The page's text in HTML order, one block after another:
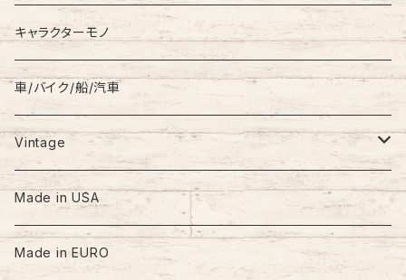
キャラクターモノ
車/バイク/船/汽車
Vintage
60s-70s
80s
Made in USA
Made in EURO